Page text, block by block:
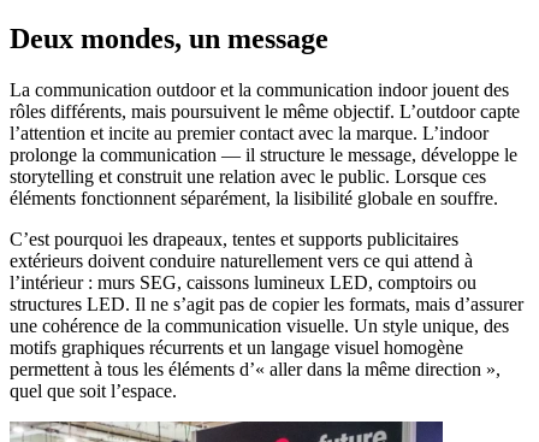
Deux mondes, un message
La communication outdoor et la communication indoor jouent des
rôles différents, mais poursuivent le même objectif. L’outdoor capte
l’attention et incite au premier contact avec la marque. L’indoor
prolonge la communication — il structure le message, développe le
storytelling et construit une relation avec le public. Lorsque ces
éléments fonctionnent séparément, la lisibilité globale en souffre.
C’est pourquoi les drapeaux, tentes et supports publicitaires
extérieurs doivent conduire naturellement vers ce qui attend à
l’intérieur : murs SEG, caissons lumineux LED, comptoirs ou
structures LED. Il ne s’agit pas de copier les formats, mais d’assurer
une cohérence de la communication visuelle. Un style unique, des
motifs graphiques récurrents et un langage visuel homogène
permettent à tous les éléments d’« aller dans la même direction »,
quel que soit l’espace.